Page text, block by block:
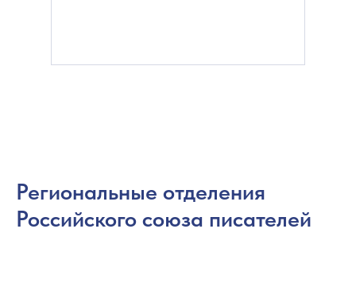
Региональные отделения
Российского союза писателей